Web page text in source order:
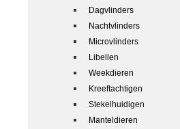
Dagvlinders
Nachtvlinders
Microvlinders
Libellen
Weekdieren
Kreeftachtigen
Stekelhuidigen
Manteldieren